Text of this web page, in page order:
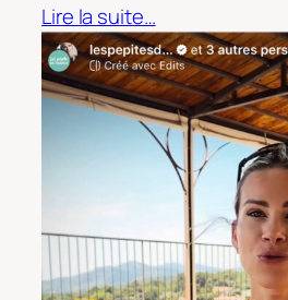
Lire la suite…